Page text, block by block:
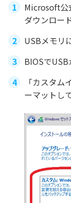
Microsoft公
ダウンロード
USBメモリ
BIOSでUSB
「カスタ
ーマットし